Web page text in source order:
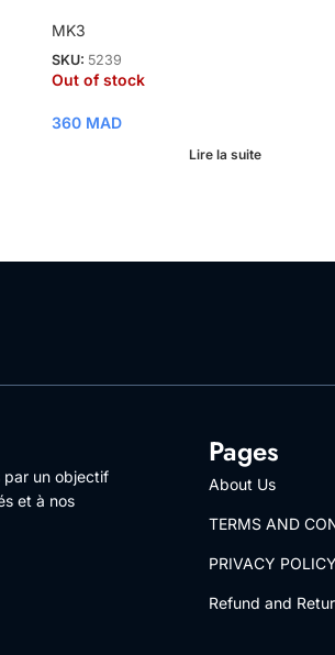
MK3
SKU: 5239
Out of stock
360 MAD
Lire la suite
par un objectif
et à nos
Pages
About Us
TERMS AND
PRIVACY POLICY
Refund and